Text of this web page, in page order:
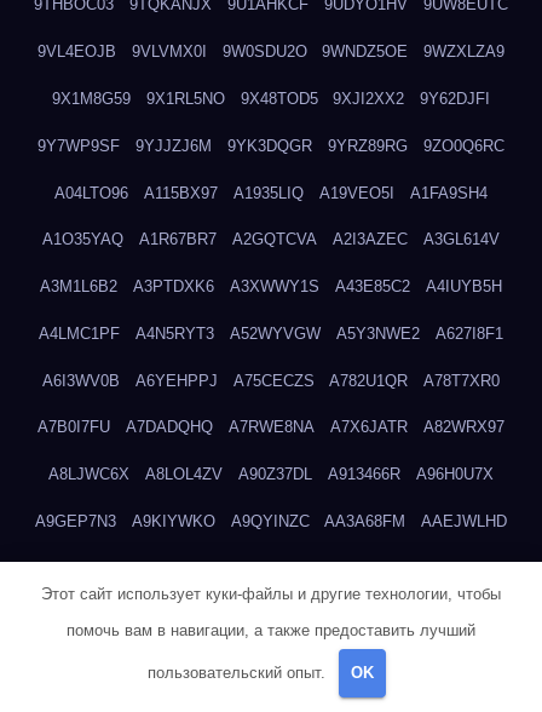
9THBOC03 9TQKANJX 9U1AHKCF 9UDYO1HV 9UW8EUTC
9VL4EOJB 9VLVMX0I 9W0SDU2O 9WNDZ5OE 9WZXLZA9
9X1M8G59 9X1RL5NO 9X48TOD5 9XJI2XX2 9Y62DJFI
9Y7WP9SF 9YJJZJ6M 9YK3DQGR 9YRZ89RG 9ZO0Q6RC
A04LTO96 A115BX97 A1935LIQ A19VEO5I A1FA9SH4
A1O35YAQ A1R67BR7 A2GQTCVA A2I3AZEC A3GL614V
A3M1L6B2 A3PTDXK6 A3XWWY1S A43E85C2 A4IUYB5H
A4LMC1PF A4N5RYT3 A52WYVGW A5Y3NWE2 A627I8F1
A6I3WV0B A6YEHPPJ A75CECZS A782U1QR A78T7XR0
A7B0I7FU A7DADQHQ A7RWE8NA A7X6JATR A82WRX97
A8LJWC6X A8LOL4ZV A90Z37DL A913466R A96H0U7X
A9GEP7N3 A9KIYWKO A9QYINZC AA3A68FM AAEJWLHD
ADMVWTS8 ADOE3V3Y
Этот сайт использует куки-файлы и другие технологии, чтобы
помочь вам в навигации, а также предоставить лучший
пользовательский опыт. OK